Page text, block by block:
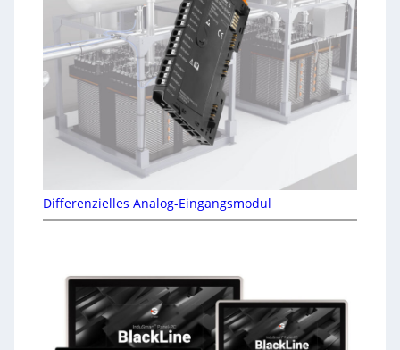
Differenzielles Analog-Eingangsmodul